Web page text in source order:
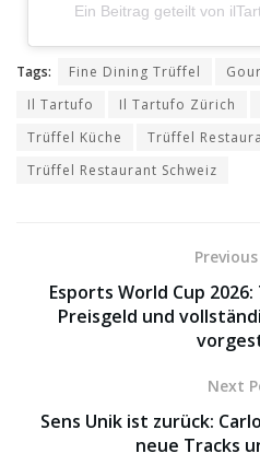
Ein Beitrag geteilt von
Tags: Fine Dining Trüffel
Il Tartufo
Il Tartufo Zürich
Trüffel Küche
Trüffel
Trüffel Restaurant Schweiz
Esports World Cup
Preisgeld und
Next
Sens Unik ist zurück:
neue Tracks